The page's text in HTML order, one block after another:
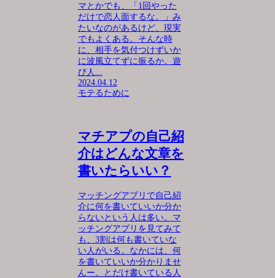
マとかでも、「1回やった
だけで恋人面するな。」み
たいなのがあるけど、現実
でもよくある。そんな時
に、相手を気付つけずいか
に波風立てずに振るか。遊
び人...
2024.04.12
モテるために
マチアプの自己紹
介はどんな文章を
書いたらいい？
マッチングアプリで自己紹
介に何を書いていいか分か
らないという人は多い。マ
ッチングアプリを見てみて
も、3割は何も書いていな
い人がいる。なかには、何
を書いていいか分かりませ
んー。とだけ書いている人